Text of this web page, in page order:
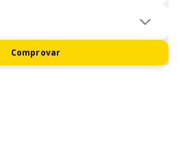
Comprovar